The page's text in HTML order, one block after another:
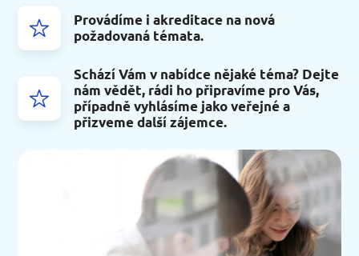
Provádíme i akreditace na nová
požadovaná témata.
Schází Vám v nabídce nějaké téma? Dejte
nám vědět, rádi ho připravíme pro Vás,
případně vyhlásíme jako veřejné a
přizveme další zájemce.